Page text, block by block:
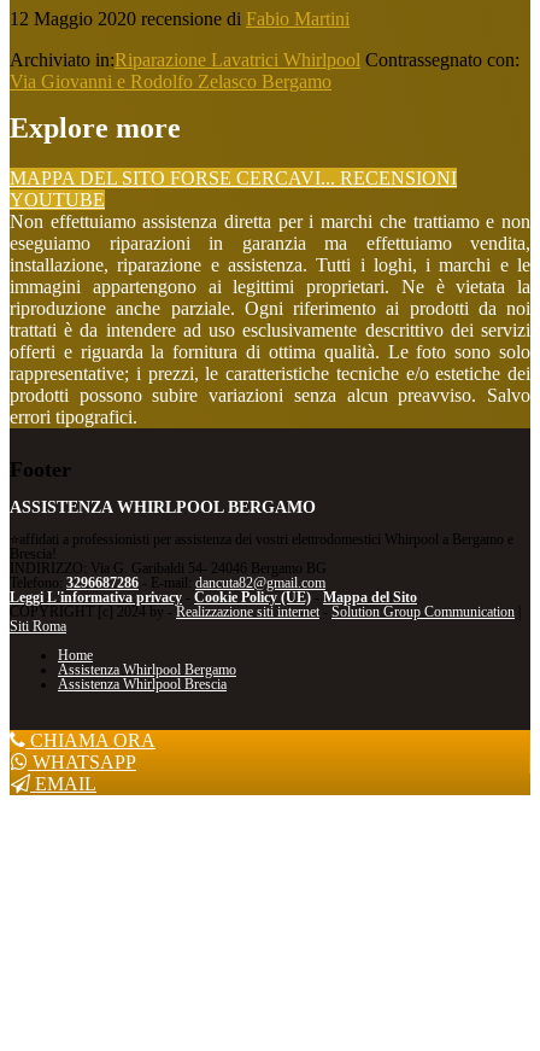
12 Maggio 2020 recensione di Fabio Martini
Archiviato in:Riparazione Lavatrici Whirlpool Contrassegnato con:
Via Giovanni e Rodolfo Zelasco Bergamo
Explore more
MAPPA DEL SITO FORSE CERCAVI... RECENSIONI
YOUTUBE
Non effettuiamo assistenza diretta per i marchi che trattiamo e non
eseguiamo riparazioni in garanzia ma effettuiamo vendita,
installazione, riparazione e assistenza. Tutti i loghi, i marchi e le
immagini appartengono ai legittimi proprietari. Ne è vietata la
riproduzione anche parziale. Ogni riferimento ai prodotti da noi
trattati è da intendere ad uso esclusivamente descrittivo dei servizi
offerti e riguarda la fornitura di ottima qualità. Le foto sono solo
rappresentative; i prezzi, le caratteristiche tecniche e/o estetiche dei
prodotti possono subire variazioni senza alcun preavviso. Salvo
errori tipografici.
Footer
ASSISTENZA WHIRLPOOL BERGAMO
⭐affidati a professionisti per assistenza dei vostri elettrodomestici Whirpool a Bergamo e
Brescia!
INDIRIZZO: Via G. Garibaldi 54- 24046 Bergamo BG
Telefono: 3296687286 - E-mail: dancuta82@gmail.com
Leggi L'informativa privacy - Cookie Policy (UE) - Mappa del Sito
COPYRIGHT [c] 2024 by - Realizzazione siti internet- Solution Group Communication
Siti Roma
Home
Assistenza Whirlpool Bergamo
Assistenza Whirlpool Brescia
CHIAMA ORA
WHATSAPP
EMAIL